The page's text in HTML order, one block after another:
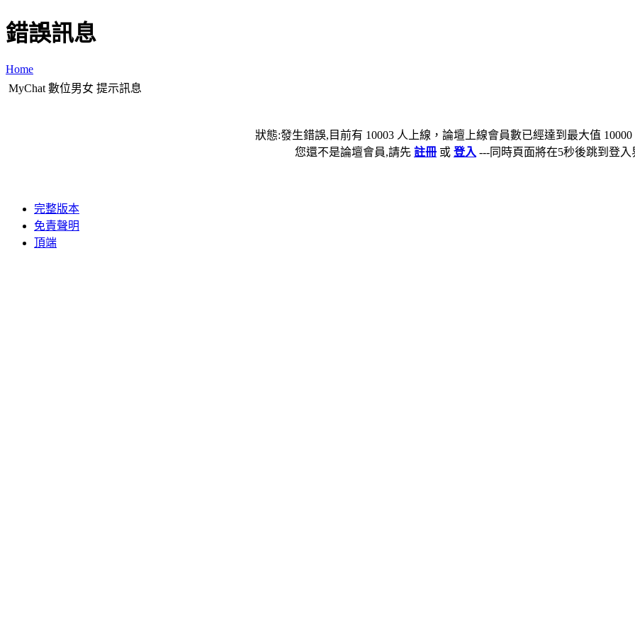
錯誤訊息
Home
MyChat 數位男女 提示訊息
狀態:發生錯誤,目前有 10003 人上線，論壇上線會員數已經達到最大值
您還不是論壇會員,請先 註冊 或 登入 ---同時頁面將在5秒後跳到登入
完整版本
免責聲明
頂端